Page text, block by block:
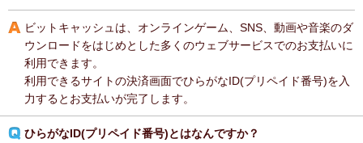
ビットキャッシュは、オンラインゲーム、SNS、動画や音楽のダ
ウンロードをはじめとした多くのウェブサービスでのお支払いに
利用できます。
利用できるサイトの決済画面でひらがなID(プリペイド番号)を入
力するとお支払いが完了します。
ひらがなID(プリペイド番号)とはなんですか？